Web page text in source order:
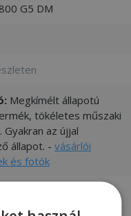
G5 DM
Megkímélt állapotú
tökéletes műszaki
Gyakran az újjal
állapot. - vásárlói
és fotók
i5-9500T 2.20 GHz